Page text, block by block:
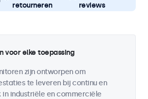
retourneren
reviews
voor elke toepassing
zijn ontworpen om
te leveren bij continu en
in industriële en commerciële